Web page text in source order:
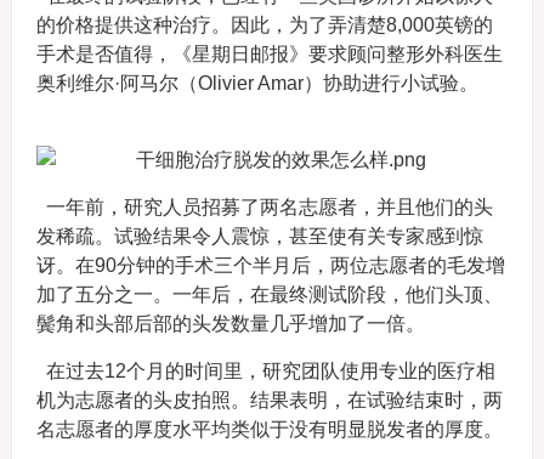
的价格提供这种治疗。因此，为了弄清楚8,000英镑的
手术是否值得，《星期日邮报》要求顾问整形外科医生
奥利维尔·阿马尔（Olivier Amar）协助进行小试验。
一年前，研究人员招募了两名志愿者，并且他们的头
发稀疏。试验结果令人震惊，甚至使有关专家感到惊
讶。在90分钟的手术三个半月后，两位志愿者的毛发增
加了五分之一。一年后，在最终测试阶段，他们头顶、
鬓角和头部后部的头发数量几乎增加了一倍。
在过去12个月的时间里，研究团队使用专业的医疗相
机为志愿者的头皮拍照。结果表明，在试验结束时，两
名志愿者的厚度水平均类似于没有明显脱发者的厚度。